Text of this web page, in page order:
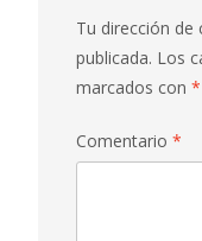
Tu dirección
publicada. Los
marcados con *
Comentario *